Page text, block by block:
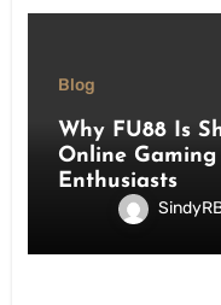
Blog
Why FU88 Is
Online
Enthusiasts